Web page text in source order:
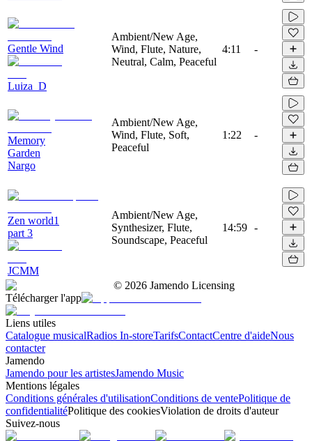
Gentle Wind
Luiza_D
Ambient/New Age,
Wind, Flute, Nature,
Neutral, Calm, Peaceful
4:11 -
Memory
Garden
Nargo
Ambient/New Age,
Wind, Flute, Soft,
Peaceful
1:22 -
Zen world1
part 3
JCMM
Ambient/New Age,
Synthesizer, Flute,
Soundscape, Peaceful
14:59 -
© 2026 Jamendo Licensing
Télécharger l'app
Liens utiles
Catalogue musicalRadios In-storeTarifsContactCentre d'aideNous
contacter
Jamendo
Jamendo pour les artistesJamendo Music
Mentions légales
Conditions générales d'utilisationConditions de ventePolitique de
confidentialitéPolitique des cookiesViolation de droits d'auteur
Suivez-nous